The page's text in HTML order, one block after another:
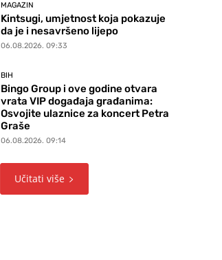
MAGAZIN
Kintsugi, umjetnost koja pokazuje
da je i nesavršeno lijepo
06.08.2026. 09:33
BIH
Bingo Group i ove godine otvara
vrata VIP događaja građanima:
Osvojite ulaznice za koncert Petra
Graše
06.08.2026. 09:14
Učitati više